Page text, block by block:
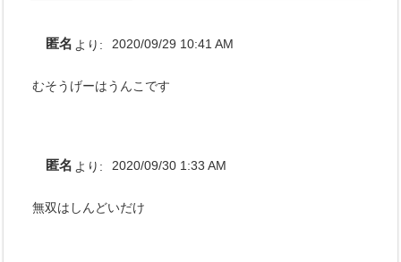
匿名 より: 2020/09/29 10:41 AM
むそうげーはうんこです
匿名 より: 2020/09/30 1:33 AM
無双はしんどいだけ